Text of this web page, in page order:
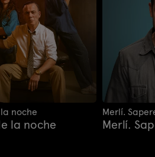
noche
la noche
Merlí.
Merlí.